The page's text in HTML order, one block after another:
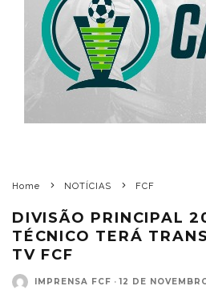
Home NOTÍCIAS FCF
DIVISÃO PRINCIPAL
TÉCNICO TERÁ
TV FCF
IMPRENSA FCF · 12 DE